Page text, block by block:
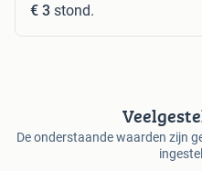
€ 3 stond.
De onderstaande waarden zijn